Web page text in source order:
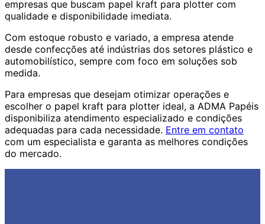
empresas que buscam papel kraft para plotter com
qualidade e disponibilidade imediata.
Com estoque robusto e variado, a empresa atende
desde confecções até indústrias dos setores plástico e
automobilístico, sempre com foco em soluções sob
medida.
Para empresas que desejam otimizar operações e
escolher o papel kraft para plotter ideal, a ADMA Papéis
disponibiliza atendimento especializado e condições
adequadas para cada necessidade. Entre em contato
com um especialista e garanta as melhores condições
do mercado.